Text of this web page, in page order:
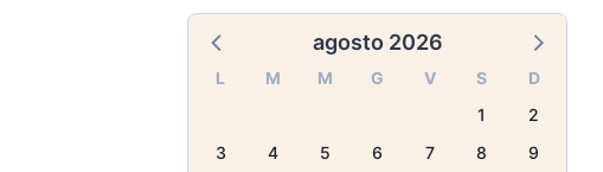
agosto 2026
L M M G V S
D
1
2
3
4 5 6 7 8
9